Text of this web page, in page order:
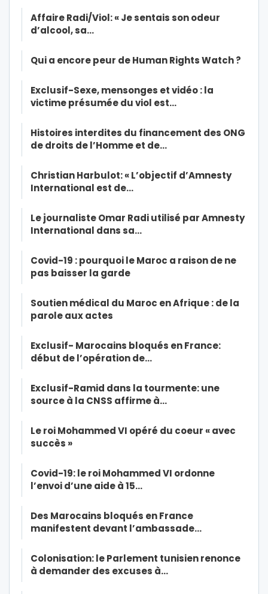
Affaire Radi/Viol: « Je sentais son odeur
d’alcool, sa…
Qui a encore peur de Human Rights Watch ?
Exclusif-Sexe, mensonges et vidéo : la
victime présumée du viol est…
Histoires interdites du financement des ONG
de droits de l’Homme et de…
Christian Harbulot: « L’objectif d’Amnesty
International est de…
Le journaliste Omar Radi utilisé par Amnesty
International dans sa…
Covid-19 : pourquoi le Maroc a raison de ne
pas baisser la garde
Soutien médical du Maroc en Afrique : de la
parole aux actes
Exclusif- Marocains bloqués en France:
début de l’opération de…
Exclusif-Ramid dans la tourmente: une
source à la CNSS affirme à…
Le roi Mohammed VI opéré du coeur « avec
succès »
Covid-19: le roi Mohammed VI ordonne
l’envoi d’une aide à 15…
Des Marocains bloqués en France
manifestent devant l’ambassade…
Colonisation: le Parlement tunisien renonce
à demander des excuses à…